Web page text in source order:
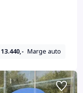
Marge auto